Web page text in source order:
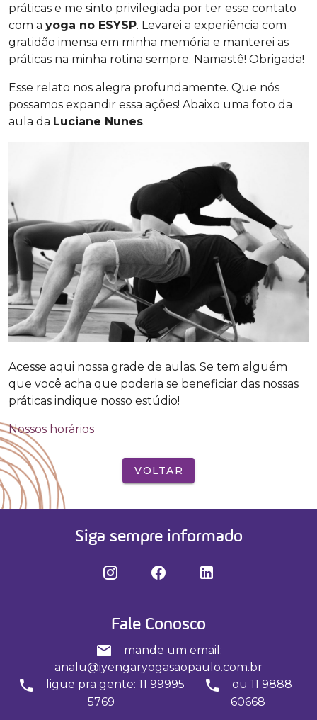
práticas e me sinto privilegiada por ter esse contato
com a yoga no ESYSP. Levarei a experiência com
gratidão imensa em minha memória e manterei as
práticas na minha rotina sempre. Namastê! Obrigada!
Esse relato nos alegra profundamente. Que nós
possamos expandir essa ações! Abaixo uma foto da
aula da Luciane Nunes.
Acesse aqui nossa grade de aulas. Se tem alguém
que você acha que poderia se beneficiar das nossas
práticas indique nosso estúdio!
Nossos horários
VOLTAR
Siga sempre informado
Fale Conosco
mande um email:
analu@iyengaryogasaopaulo.com.br
ligue pra gente: 11 99995
5769
ou 11 9888
60668